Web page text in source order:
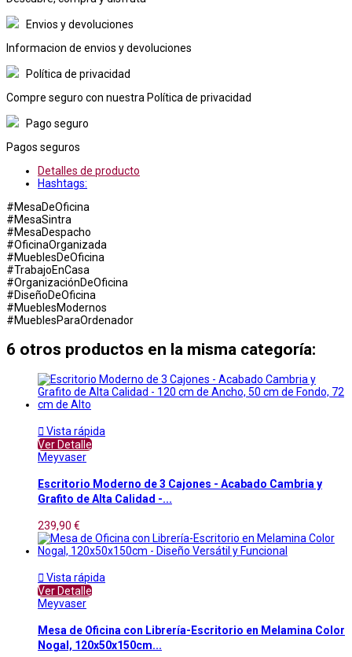
Envios y devoluciones
Informacion de envios y devoluciones
Política de privacidad
Compre seguro con nuestra Política de privacidad
Pago seguro
Pagos seguros
Detalles de producto
Hashtags:
#MesaDeOficina
#MesaSintra
#MesaDespacho
#OficinaOrganizada
#MueblesDeOficina
#TrabajoEnCasa
#OrganizaciónDeOficina
#DiseñoDeOficina
#MueblesModernos
#MueblesParaOrdenador
6 otros productos en la misma categoría:
 Vista rápida
Ver Detalle
Meyvaser
Escritorio Moderno de 3 Cajones - Acabado Cambria y
Grafito de Alta Calidad -...
239,90 €
 Vista rápida
Ver Detalle
Meyvaser
Mesa de Oficina con Librería-Escritorio en Melamina Color
Nogal, 120x50x150cm...